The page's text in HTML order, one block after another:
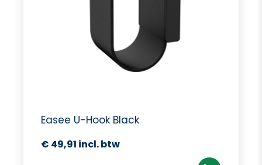
Easee U-Hook Black
€ 49,91